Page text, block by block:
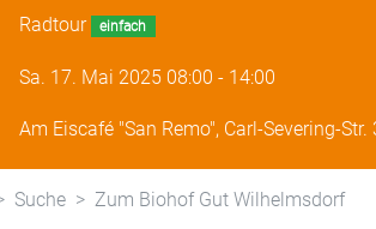
Radtour einfach
Sa. 17. Mai 2025 08:00 - 14:00
Am Eiscafé "San Remo", Carl-Severing-
Suche Zum Biohof Gut Wilhelmsdorf